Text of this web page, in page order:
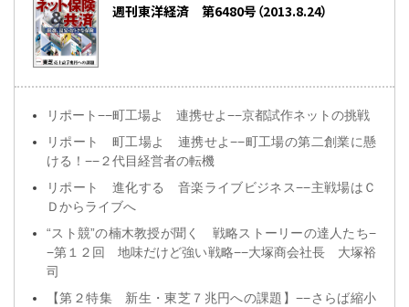
週刊東洋経済 第6480号（2013.8.24）
リポート−−町工場よ 連携せよ−−京都試作ネットの挑戦
リポート 町工場よ 連携せよ−−町工場の第二創業に懸
ける！−−２代目経営者の転機
リポート 進化する 音楽ライブビジネス−−主戦場はＣ
Ｄからライブへ
“スト競”の楠木教授が聞く 戦略ストーリーの達人たち−
−第１２回 地味だけど強い戦略−−大塚商会社長 大塚裕
司
【第２特集 新生・東芝７兆円への課題】−−さらば縮小